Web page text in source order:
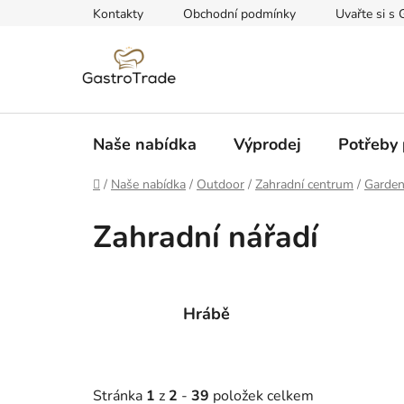
Kontakty Obchodní podmínky Uvařte si s
Naše nabídka Výprodej Potřeby
Domů
/ Naše nabídka / Outdoor / Zahradní centrum /
Zahradní nářadí
Hrábě
Stránka 1 z 2 - 39 položek celkem